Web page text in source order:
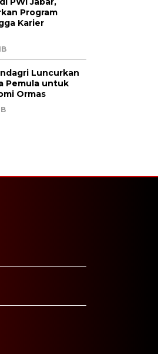
Program
Karier
Luncurkan
Pemula untuk
Ormas